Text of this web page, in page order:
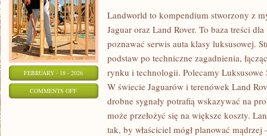
FEBRUARY - 18 - 2026
COMMENTS OFFON
Landworld to kompendium stworzony z
Jaguar oraz Land Rover. To baza treści
poznawać serwis auta klasy luksusowej.
podstaw po techniczne zagadnienia,
rynku i technologii. Polecamy Luksusowe
W świecie Jaguarów i terenówek Land
drobne sygnały potrafią wskazywać na
może przełożyć się na większe koszty.
tak, by właściciel mógł planować